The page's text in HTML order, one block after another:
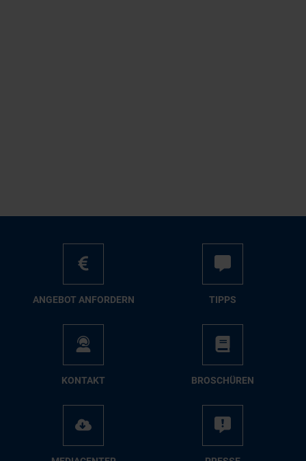
AN­GE­BOT AN­FOR­DERN TIPPS
KON­TAKT BRO­SCHÜ­REN